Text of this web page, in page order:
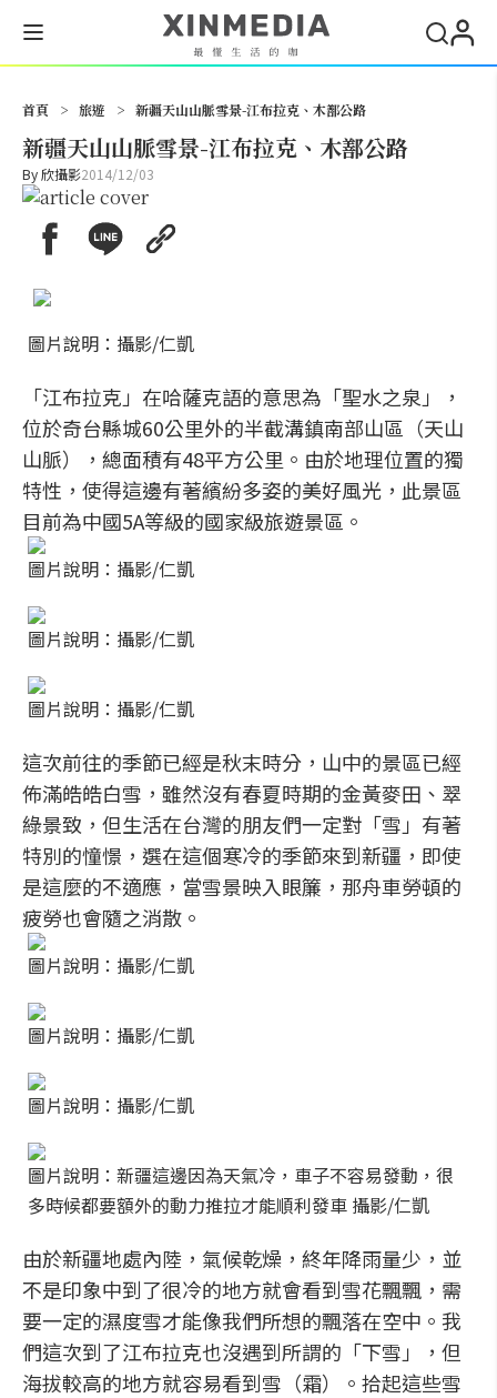
首頁 > 旅遊 > 新疆天山山脈雪景-江布拉克、木鄯公路
新疆天山山脈雪景-江布拉克、木鄯公路
By欣攝影2014/12/03
圖片說明：攝影/仁凱
「江布拉克」在哈薩克語的意思為「聖水之泉」，
位於奇台縣城60公里外的半截溝鎮南部山區（天山
山脈），總面積有48平方公里。由於地理位置的獨
特性，使得這邊有著繽紛多姿的美好風光，此景區
目前為中國5A等級的國家級旅遊景區。
圖片說明：攝影/仁凱
圖片說明：攝影/仁凱
圖片說明：攝影/仁凱
這次前往的季節已經是秋末時分，山中的景區已經
佈滿皓皓白雪，雖然沒有春夏時期的金黃麥田、翠
綠景致，但生活在台灣的朋友們一定對「雪」有著
特別的憧憬，選在這個寒冷的季節來到新疆，即使
是這麼的不適應，當雪景映入眼簾，那舟車勞頓的
疲勞也會隨之消散。
圖片說明：攝影/仁凱
圖片說明：攝影/仁凱
圖片說明：攝影/仁凱
圖片說明：新疆這邊因為天氣冷，車子不容易發動，很
多時候都要額外的動力推拉才能順利發車 攝影/仁凱
由於新疆地處內陸，氣候乾燥，終年降雨量少，並
不是印象中到了很冷的地方就會看到雪花飄飄，需
要一定的濕度雪才能像我們所想的飄落在空中。我
們這次到了江布拉克也沒遇到所謂的「下雪」，但
海拔較高的地方就容易看到雪（霜）。拾起這些雪